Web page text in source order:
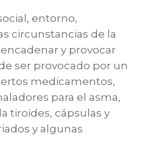
entorno,
circunstancias de la
y provocar
ser provocado por un
medicamentos,
para el asma,
tiroides, cápsulas y
y algunas